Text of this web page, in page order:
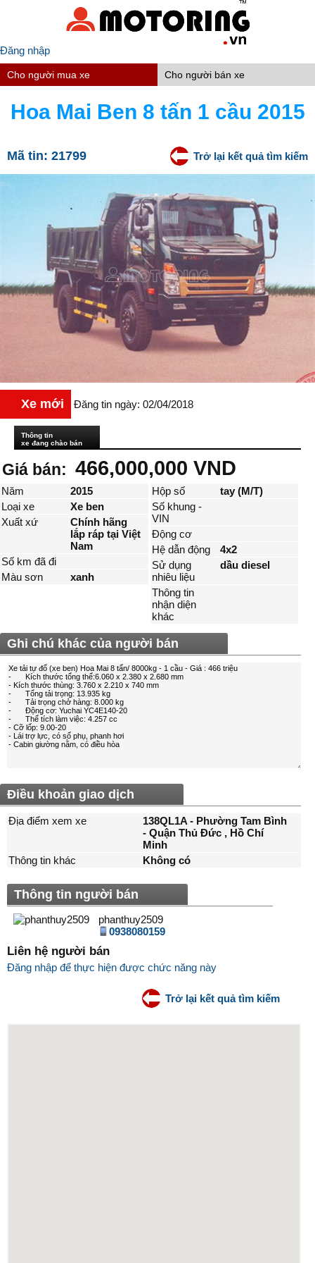
Đăng nhập
Cho người mua xe Cho người bán xe
Hoa Mai Ben 8 tấn 1 cầu 2015
Mã tin: 21799 Trở lại kết quả tìm kiếm
Xe mới Đăng tin ngày: 02/04/2018
Thông tin
xe đang chào bán
Giá bán: 466,000,000 VND
Năm
2015
Loại xe
Xe ben
Xuất xứ
Chính hãng
lắp ráp tại Việt
Nam
Số km đã đi
Màu sơn
xanh
Hộp số
tay (M/T)
Số khung -
VIN
Động cơ
Hệ dẫn động
4x2
Sử dụng
nhiêu liệu
dầu diesel
Thông tin
nhận diện
khác
Ghi chú khác của người bán
Điều khoản giao dịch
Địa điểm xem xe
138QL1A - Phường Tam Bình
- Quận Thủ Đức , Hồ Chí
Minh
Thông tin khác
Không có
Thông tin người bán
phanthuy2509
0938080159
Liên hệ người bán
Đăng nhập để thực hiện được chức năng này
Trở lại kết quả tìm kiếm